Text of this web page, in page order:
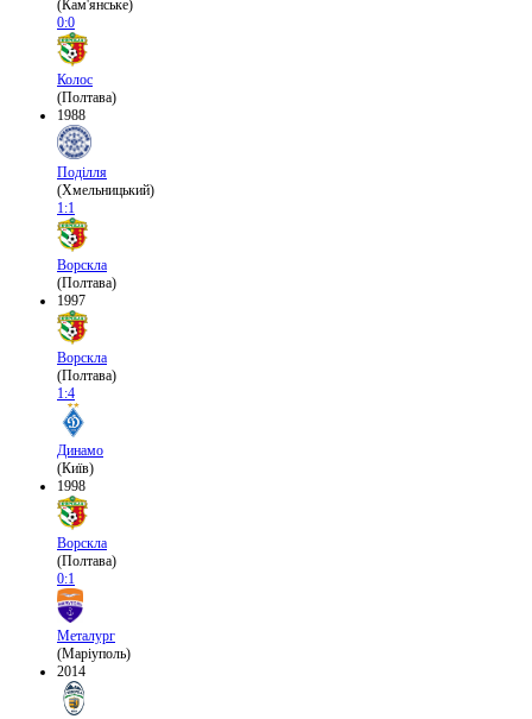
(Кам'янське)
0:0
Колос
(Полтава)
1988
Поділля
(Хмельницький)
1:1
Ворскла
(Полтава)
1997
Ворскла
(Полтава)
1:4
Динамо
(Київ)
1998
Ворскла
(Полтава)
0:1
Металург
(Маріуполь)
2014